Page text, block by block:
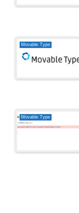
Movable Type
Movable Type